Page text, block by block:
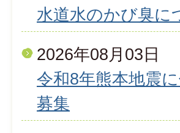
水道水のかび臭に
2026年08月03日
令和8年熊本地震
募集